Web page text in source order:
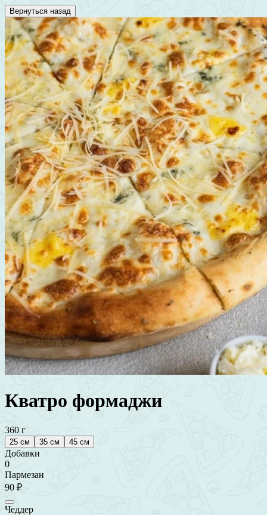
Вернуться назад
Кватро формаджи
360 г
25 см 35 см 45 см
Добавки
0
Пармезан
90 ₽
Чеддер